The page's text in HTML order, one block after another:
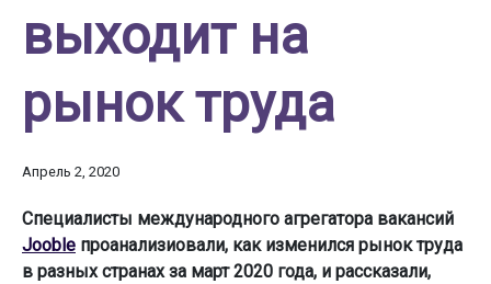
выходит на
рынок труда
Апрель 2, 2020
Специалисты международного агрегатора вакансий
Jooble проанализиовали, как изменился рынок труда
в разных странах за март 2020 года, и рассказали,